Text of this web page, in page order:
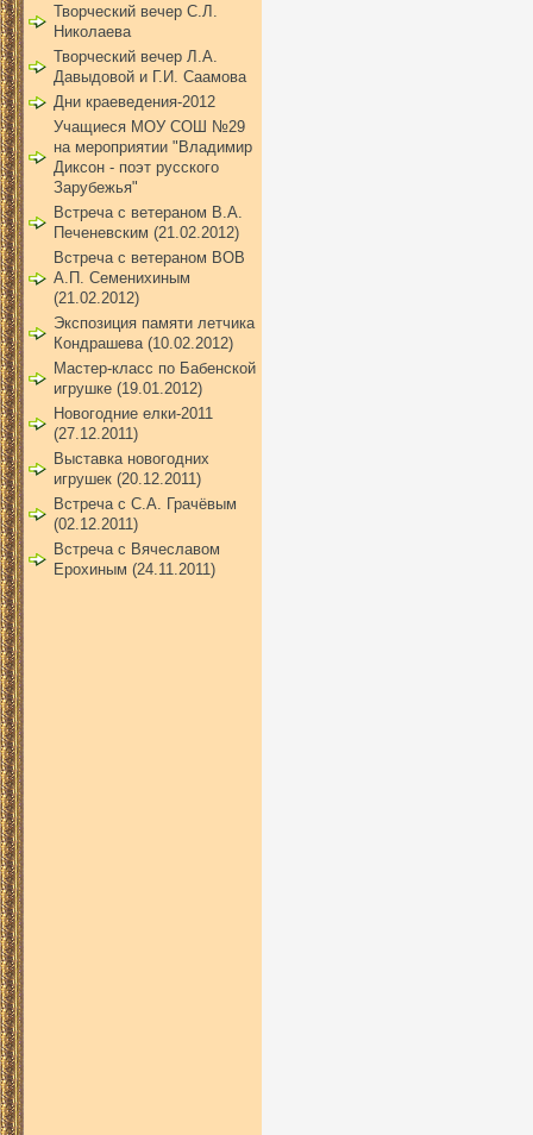
Творческий вечер С.Л.
Николаева
Творческий вечер Л.А.
Давыдовой и Г.И. Саамова
Дни краеведения-2012
Учащиеся МОУ СОШ №29
на мероприятии "Владимир
Диксон - поэт русского
Зарубежья"
Встреча с ветераном В.А.
Печеневским (21.02.2012)
Встреча с ветераном ВОВ
А.П. Семенихиным
(21.02.2012)
Экспозиция памяти летчика
Кондрашева (10.02.2012)
Мастер-класс по Бабенской
игрушке (19.01.2012)
Новогодние елки-2011
(27.12.2011)
Выставка новогодних
игрушек (20.12.2011)
Встреча с С.А. Грачёвым
(02.12.2011)
Встреча с Вячеславом
Ерохиным (24.11.2011)